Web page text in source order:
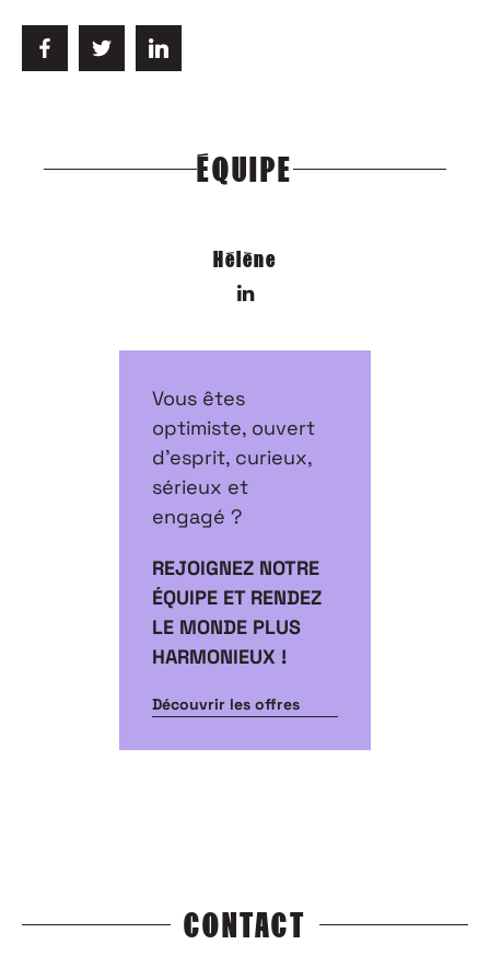
ÉQUIPE
Hélène
Vous êtes
optimiste, ouvert
d’esprit, curieux,
sérieux et
engagé ?
REJOIGNEZ NOTRE
ÉQUIPE ET RENDEZ
LE MONDE PLUS
HARMONIEUX !
Découvrir les offres
CONTACT